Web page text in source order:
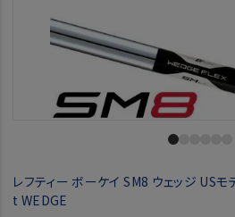
レフティー ボーケイ SM8 ウェッジ US
t WEDGE